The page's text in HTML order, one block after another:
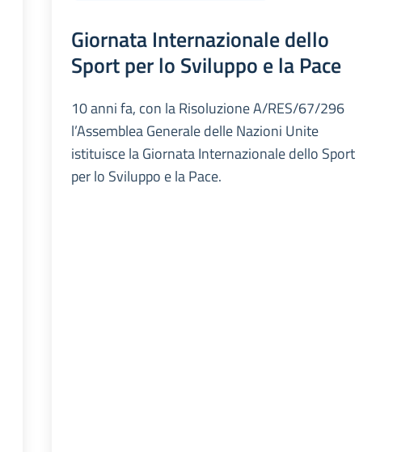
Giornata Internazionale dello
Sport per lo Sviluppo e la Pace
10 anni fa, con la Risoluzione A/RES/67/296
l’Assemblea Generale delle Nazioni Unite
istituisce la Giornata Internazionale dello Sport
per lo Sviluppo e la Pace.